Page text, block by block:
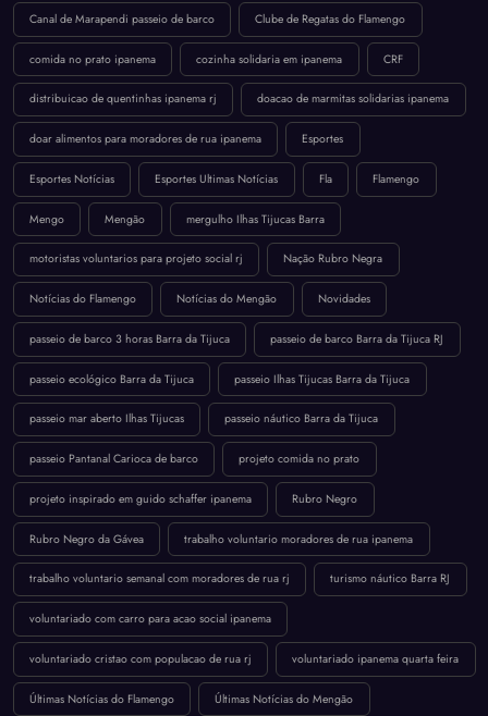
Canal de Marapendi passeio de barco Clube de Regatas do Flamengo
comida no prato ipanema cozinha solidaria em ipanema CRF
distribuicao de quentinhas ipanema rj doacao de marmitas solidarias ipanema
doar alimentos para moradores de rua ipanema Esportes
Esportes Notícias Esportes Ultimas Notícias Fla Flamengo
Mengo Mengão mergulho Ilhas Tijucas Barra
motoristas voluntarios para projeto social rj Nação Rubro Negra
Notícias do Flamengo Notícias do Mengão Novidades
passeio de barco 3 horas Barra da Tijuca passeio de barco Barra da Tijuca RJ
passeio ecológico Barra da Tijuca passeio Ilhas Tijucas Barra da Tijuca
passeio mar aberto Ilhas Tijucas passeio náutico Barra da Tijuca
passeio Pantanal Carioca de barco projeto comida no prato
projeto inspirado em guido schaffer ipanema Rubro Negro
Rubro Negro da Gávea trabalho voluntario moradores de rua ipanema
trabalho voluntario semanal com moradores de rua rj turismo náutico Barra RJ
voluntariado com carro para acao social ipanema
voluntariado cristao com populacao de rua rj voluntariado ipanema quarta feira
Últimas Notícias do Flamengo Últimas Notícias do Mengão